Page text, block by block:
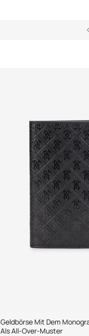
Geldbörse Mit Dem
Als All-Over-Muster